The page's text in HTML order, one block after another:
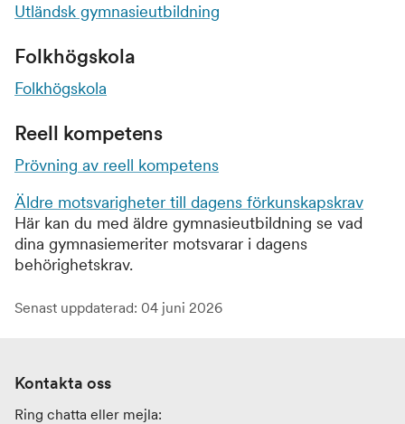
Utländsk gymnasieutbildning
Folkhögskola
Folkhögskola
Reell kompetens
Prövning av reell kompetens
Äldre motsvarigheter till dagens förkunskapskrav
Här kan du med äldre gymnasieutbildning se vad
dina gymnasiemeriter motsvarar i dagens
behörighetskrav.
Senast uppdaterad: 04 juni 2026
Kontakta oss
Ring chatta eller mejla: